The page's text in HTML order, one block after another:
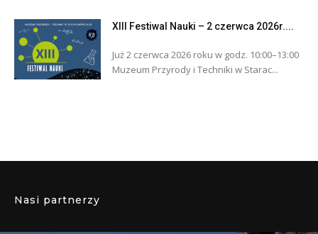
XIII Festiwal Nauki – 2 czerwca 2026r....
Już 2 czerwca 2026 roku w godz. 10:00–13:00
Muzeum Przyrody i Techniki w Starac...
Nasi partnerzy